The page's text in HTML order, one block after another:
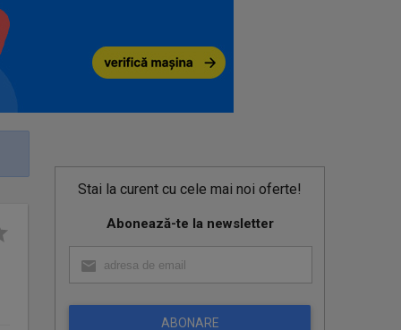
Stai la curent cu cele mai noi oferte!
Abonează-te la newsletter
ABONARE